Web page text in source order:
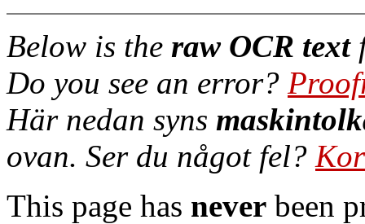
Below is the raw OCR text
Do you see an error?
Här nedan syns
ovan. Ser du något fel?
This page has never been